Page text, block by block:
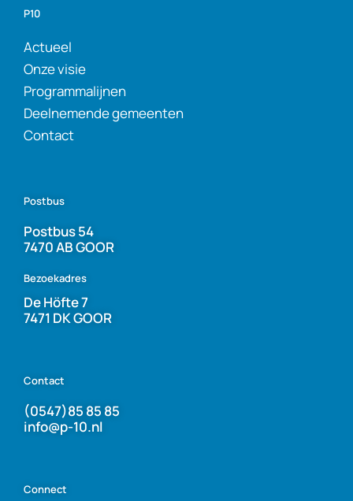
P10
Actueel
Onze visie
Programmalijnen
Deelnemende gemeenten
Contact
Postbus
Postbus 54
7470 AB GOOR
Bezoekadres
De Höfte 7
7471 DK GOOR
Contact
(0547)85 85 85
info@p-10.nl
Connect